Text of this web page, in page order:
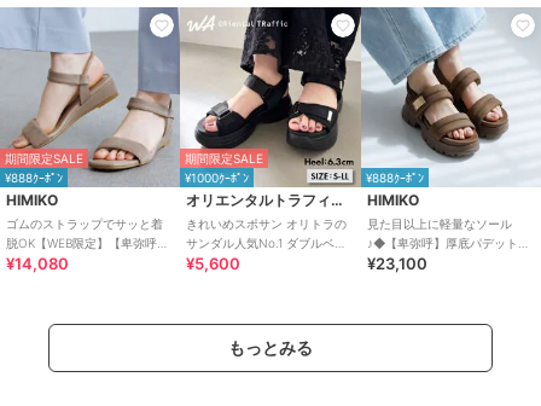
期間限定SALE
¥888ｸｰﾎﾟﾝ
HIMIKO
ゴムのストラップでサッと着
脱OK【WEB限定】【卑弥呼
26SS】ゴムストラップサンダ
¥14,080
期間限定SALE
¥1000ｸｰﾎﾟﾝ
オリエンタルトラフィック
きれいめスポサン オリトラの
サンダル人気No.1 ダブルベル
ト スポーツサンダル /42207
¥5,600
¥888ｸｰﾎﾟﾝ
HIMIKO
見た目以上に軽量なソール
♪◆【卑弥呼】厚底パデットサ
ンダル/661201
¥23,100
もっとみる